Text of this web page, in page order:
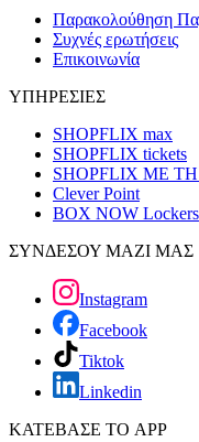
Παρακολούθηση
Συχνές ερωτήσεις
Επικοινωνία
ΥΠΗΡΕΣΙΕΣ
SHOPFLIX max
SHOPFLIX tickets
SHOPFLIX ΜΕ
Clever Point
BOX NOW Lockers
ΣΥΝΔΕΣΟΥ ΜΑΖΙ ΜΑΣ
Instagram
Facebook
Tiktok
Linkedin
ΚΑΤΕΒΑΣΕ ΤΟ APP